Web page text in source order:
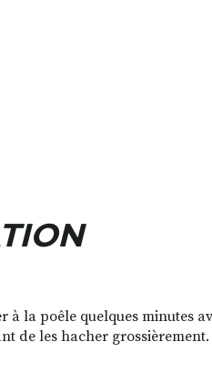
la poêle quelques minutes
de les hacher grossièrement.